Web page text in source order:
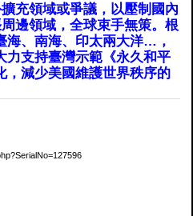
充領域或爭議，以壓制國內
邊領域，全球束手無策。根
海、南海、印太兩大洋…，
力支持臺灣示範《永久和平
，減少美國維護世界秩序的